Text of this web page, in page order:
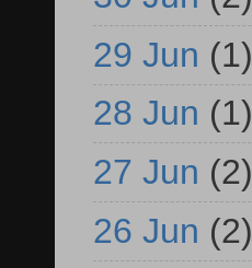
29 Jun (1)
28 Jun (1)
27 Jun (2)
26 Jun (2)